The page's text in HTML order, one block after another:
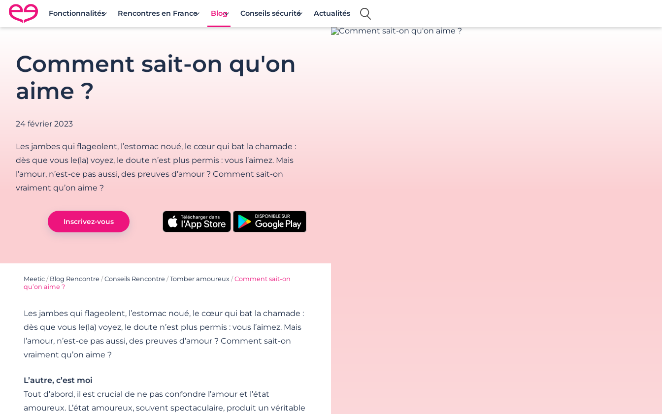
Rencontre en France avec Meetic
Fonctionnalités Rencontres en France Blog Conseils sécurité Actualités
Comment sait-on qu'on
aime ?
24 février 2023
Les jambes qui flageolent, l’estomac noué, le cœur qui bat la chamade :
dès que vous le(la) voyez, le doute n’est plus permis : vous l’aimez. Mais
l’amour, n’est-ce pas aussi, des preuves d’amour ? Comment sait-on
vraiment qu’on aime ?
Inscrivez-vous
Meetic / Blog Rencontre /Conseils Rencontre /Tomber amoureux /Comment sait-on
qu’on aime ?
Les jambes qui flageolent, l’estomac noué, le cœur qui bat la chamade :
dès que vous le(la) voyez, le doute n’est plus permis : vous l’aimez. Mais
l’amour, n’est-ce pas aussi, des preuves d’amour ? Comment sait-on
vraiment qu’on aime ?
L’autre, c’est moi
Tout d’abord, il est crucial de ne pas confondre l’amour et l’état
amoureux. L’état amoureux, souvent spectaculaire, produit un véritable